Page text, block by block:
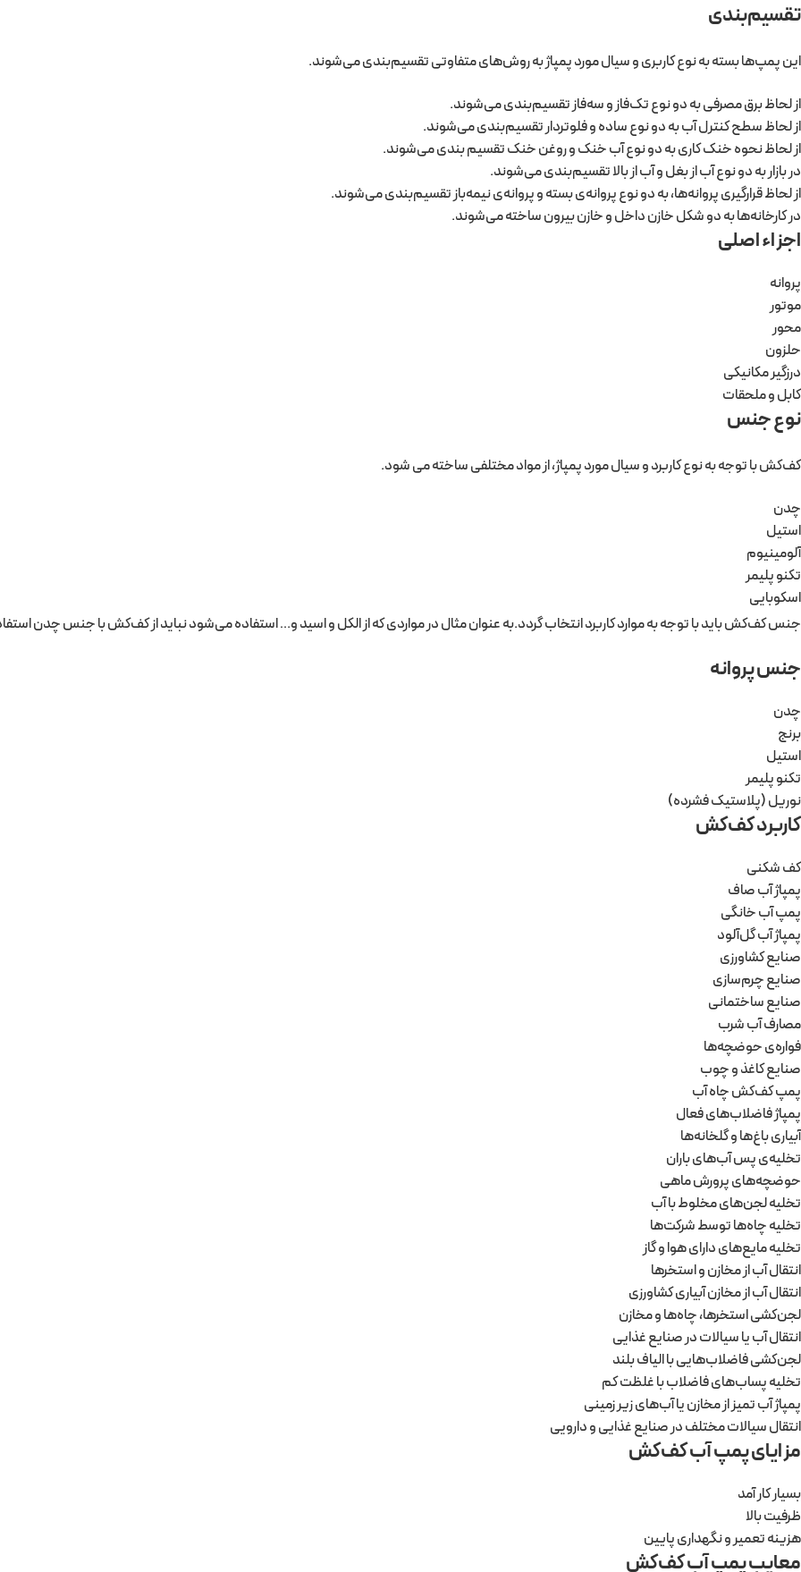
تقسیم‌بندی
این پمپ‌ها بسته به نوع کاربری و سیال مورد پمپاژ به روش‌های متفاوتی تقسیم‌بندی می‌شوند.
از لحاظ برق مصرفی به دو نوع تک‌فاز و سه‌فاز تقسیم‌بندی می‌شوند.
از لحاظ سطح کنترل آب به دو نوع ساده و فلوتردار تقسیم‌بندی می‌شوند.
از لحاظ نحوه خنک کاری به دو نوع آب خنک و روغن خنک تقسیم بندی می‌شوند.
در بازار به دو نوع آب از بغل و آب از بالا تقسیم‌بندی می‌شوند.
از لحاظ قرارگیری پروانه‌ها، به دو نوع پروانه‌ی بسته و پروانه‌ی نیمه‌باز تقسیم‌بندی می‌شوند.
در کارخانه‌ها به دو شکل خازن داخل و خازن بیرون ساخته می‌شوند.
اجزاء اصلی
پروانه
موتور
محور
حلزون
درزگیر مکانیکی
کابل و ملحقات
نوع جنس
کف‌کش با توجه به نوع کاربرد و سيال مورد پمپاژ، از مواد مختلفی ساخته می شود.
چدن
استیل
آلومینیوم
تکنو پلیمر
اسکوبایی
جنس کف‌کش باید با توجه به موارد کاربرد انتخاب گردد.به عنوان مثال در مواردی که از الکل و اسید و… استفاده می‌شود نباید از کف‌کش با جنس چدن
جنس پروانه
چدن
برنج
استیل
تکنو پلیمر
نوریل (پلاستیک فشرده)
کاربرد کف‌‌کش
کف شکنی
پمپاژ آب صاف
پمپ آب خانگی
پمپاژ آب گل‌آلود
صنایع کشاورزی
صنایع چرم‌سازی
صنایع ساختمانی
مصارف آب شرب
فواره‌ی حوضچه‌ها
صنایع کاغذ و چوب
پمپ کف‌کش چاه آب
پمپاژ فاضلاب‌های فعال
آبیاری باغ‌ها و گلخانه‌ها
تخلیه‌ی پس آب‌های باران
حوضچه‌های پرورش ماهی
تخلیه لجن‌های مخلوط با آب
تخلیه چاه‌ها توسط شرکت‌ها
تخلیه مایع‌های دارای هوا و گاز
انتقال آب از مخازن و استخرها
انتقال آب از مخازن آبیاری کشاورزی
لجن‌کشی استخر‌ها، چاه‌ها و مخازن
انتقال آب یا سیالات در صنایع غذایی
لجن‌کشی فاضلاب‌هایی با الیاف بلند
تخلیه پساب‌های فاضلاب با غلظت کم
پمپاژ آب تمیز از مخازن یا آب‌های زیر زمینی
انتقال سیالات مختلف در صنایع غذایی و دارویی
مزایای پمپ آب کف‌کش
بسیار کار آمد
ظرفیت بالا
هزینه تعمیر و نگهداری پایین
معایب پمپ آب کف‌کش